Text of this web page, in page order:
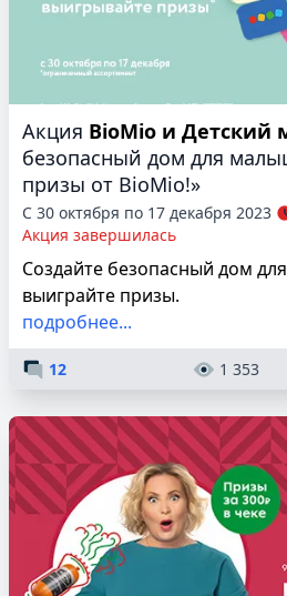
Акция BioMio и Детский
безопасный дом для
призы от BioMio!»
С 30 октября по 17 декабря 2023
Акция завершилась
Создайте безопасный дом
выиграйте призы.
подробнее...
12 1 353